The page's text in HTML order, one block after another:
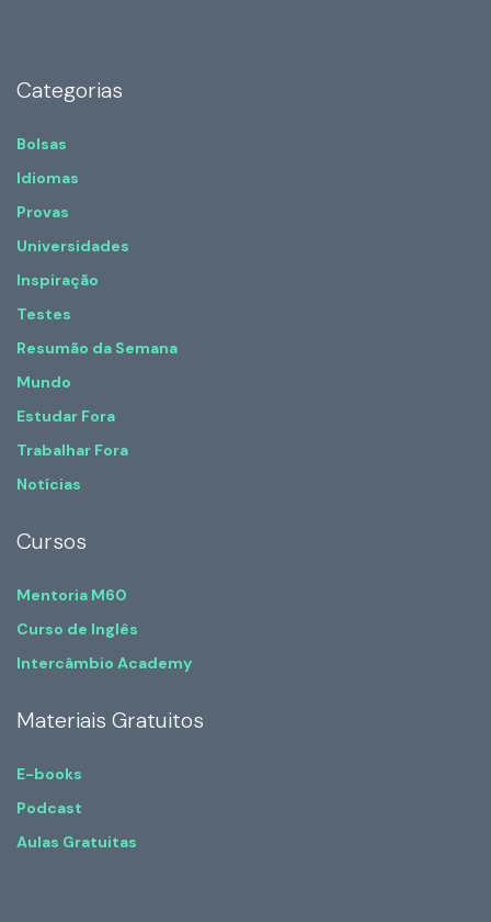
Categorias
Bolsas
Idiomas
Provas
Universidades
Inspiração
Testes
Resumão da Semana
Mundo
Estudar Fora
Trabalhar Fora
Notícias
Cursos
Mentoria M60
Curso de Inglês
Intercâmbio Academy
Materiais Gratuitos
E-books
Podcast
Aulas Gratuitas